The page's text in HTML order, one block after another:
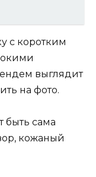
с коротким
выглядит
на фото.
сама
кожаный